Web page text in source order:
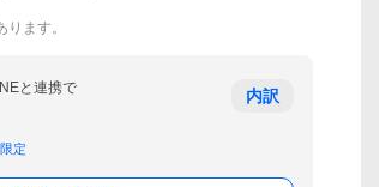
ます。
と連携で
定
内訳